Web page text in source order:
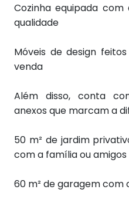
Cozinha equipada
qualidade
Móveis de design
venda
Além disso, conta
anexos que marcam a
50 m² de jardim
com a família ou amigos
60 m² de garagem